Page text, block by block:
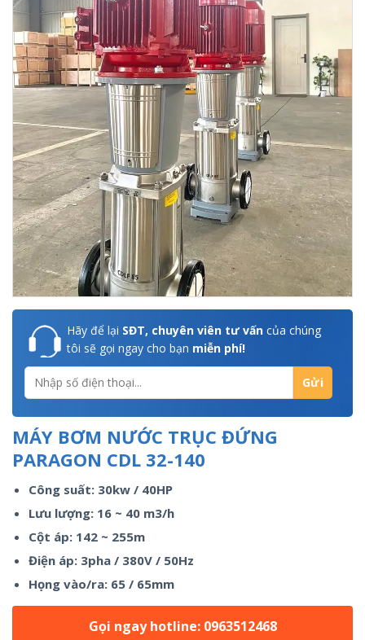
Hãy để lại SĐT, chuyên viên tư vấn của chúng
tôi sẽ gọi ngay cho bạn miễn phí!
MÁY BƠM NƯỚC TRỤC ĐỨNG
PARAGON CDL 32-140
Công suất: 30kw / 40HP
Lưu lượng: 16 ~ 40 m3/h
Cột áp: 142 ~ 255m
Điện áp: 3pha / 380V / 50Hz
Họng vào/ra: 65 / 65mm
Gọi ngay hotline: 0963512468